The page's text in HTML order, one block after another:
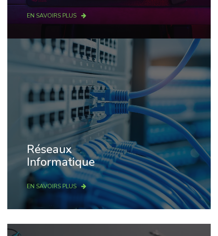
EN SAVOIRS PLUS
Réseaux
Informatique
EN SAVOIRS PLUS